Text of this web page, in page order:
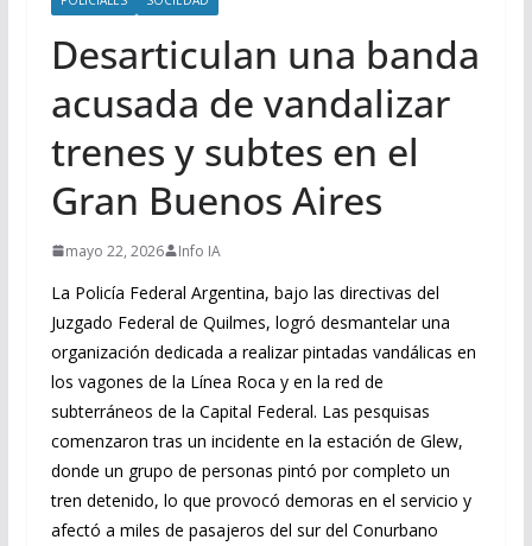
Desarticulan una banda
acusada de vandalizar
trenes y subtes en el
Gran Buenos Aires
mayo 22, 2026 Info IA
La Policía Federal Argentina, bajo las directivas del
Juzgado Federal de Quilmes, logró desmantelar una
organización dedicada a realizar pintadas vandálicas en
los vagones de la Línea Roca y en la red de
subterráneos de la Capital Federal. Las pesquisas
comenzaron tras un incidente en la estación de Glew,
donde un grupo de personas pintó por completo un
tren detenido, lo que provocó demoras en el servicio y
afectó a miles de pasajeros del sur del Conurbano